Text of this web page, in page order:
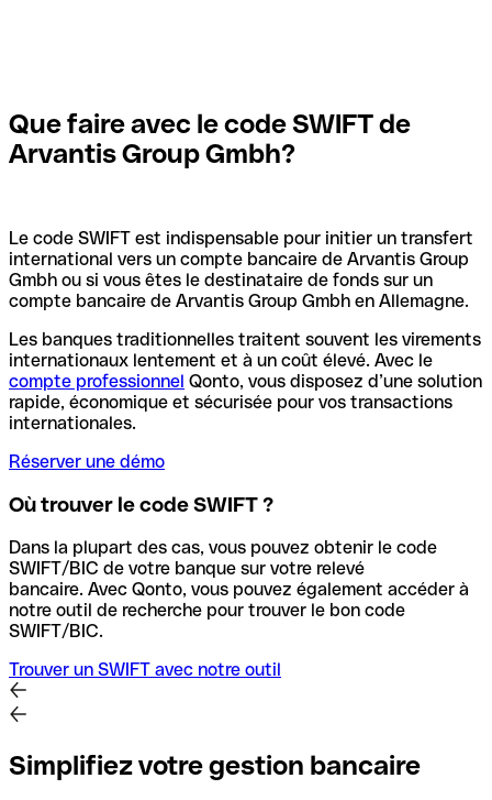
Que faire avec le code SWIFT de
Arvantis Group Gmbh?
Le code SWIFT est indispensable pour initier un transfert
international vers un compte bancaire de Arvantis Group
Gmbh ou si vous êtes le destinataire de fonds sur un
compte bancaire de Arvantis Group Gmbh en Allemagne.
Les banques traditionnelles traitent souvent les virements
internationaux lentement et à un coût élevé. Avec le
compte professionnel Qonto, vous disposez d’une solution
rapide, économique et sécurisée pour vos transactions
internationales.
Réserver une démo
Où trouver le code SWIFT ?
Dans la plupart des cas, vous pouvez obtenir le code
SWIFT/BIC de votre banque sur votre relevé
bancaire. Avec Qonto, vous pouvez également accéder à
notre outil de recherche pour trouver le bon code
SWIFT/BIC.
Trouver un SWIFT avec notre outil
Simplifiez votre gestion bancaire